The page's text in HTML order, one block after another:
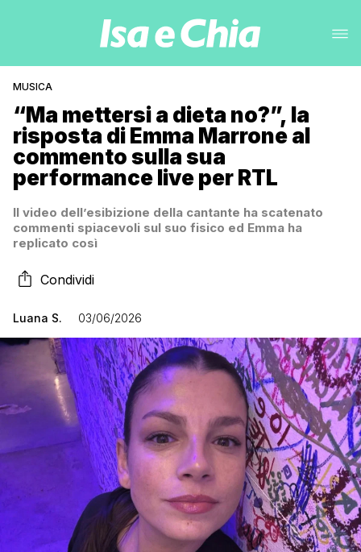
MUSICA
“Ma mettersi a dieta no?”, la
risposta di Emma Marrone al
commento sulla sua
performance live per RTL
Il video dell’esibizione della cantante ha scatenato
commenti spiacevoli sul suo fisico ed Emma ha
replicato così
Condividi
Luana S. 03/06/2026